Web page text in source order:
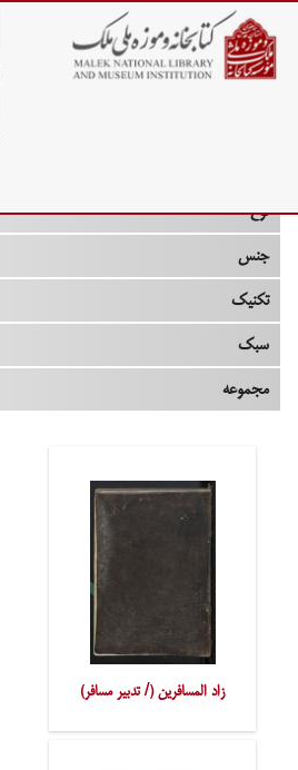
نوع
جنس
تکنیک
سبک
مجموعه
زاد المسافرین (/ تدبیر مسافر)